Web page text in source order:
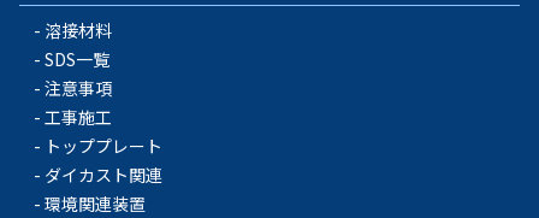
溶接材料
SDS一覧
注意事項
工事施工
トッププレート
ダイカスト関連
環境関連装置